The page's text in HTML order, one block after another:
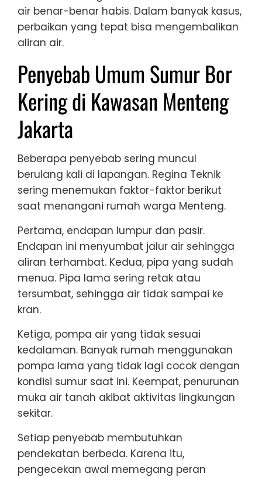
air benar-benar habis. Dalam banyak kasus,
perbaikan yang tepat bisa mengembalikan
aliran air.
Penyebab Umum Sumur Bor
Kering di Kawasan Menteng
Jakarta
Beberapa penyebab sering muncul
berulang kali di lapangan. Regina Teknik
sering menemukan faktor-faktor berikut
saat menangani rumah warga Menteng.
Pertama, endapan lumpur dan pasir.
Endapan ini menyumbat jalur air sehingga
aliran terhambat. Kedua, pipa yang sudah
menua. Pipa lama sering retak atau
tersumbat, sehingga air tidak sampai ke
kran.
Ketiga, pompa air yang tidak sesuai
kedalaman. Banyak rumah menggunakan
pompa lama yang tidak lagi cocok dengan
kondisi sumur saat ini. Keempat, penurunan
muka air tanah akibat aktivitas lingkungan
sekitar.
Setiap penyebab membutuhkan
pendekatan berbeda. Karena itu,
pengecekan awal memegang peran